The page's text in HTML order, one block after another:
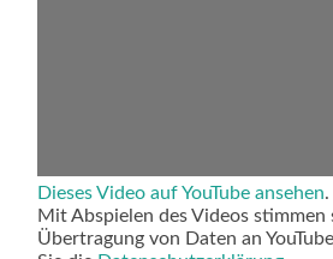
Dieses Video auf YouTube ansehen.
Mit Abspielen des Videos stimmen
Übertragung von Daten an